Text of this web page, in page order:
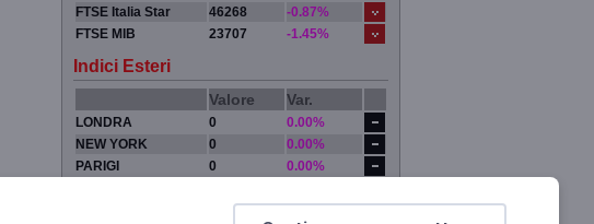
FTSE Italia Star
46268
-0.87%
FTSE MIB
23707 -1.45%
Indici Esteri
Valore Var.
LONDRA 0
0.00%
NEW YORK
0
0.00%
PARIGI
0
0.00%